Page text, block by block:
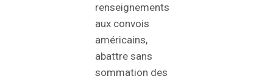
renseignements
aux convois
américains,
abattre sans
sommation des